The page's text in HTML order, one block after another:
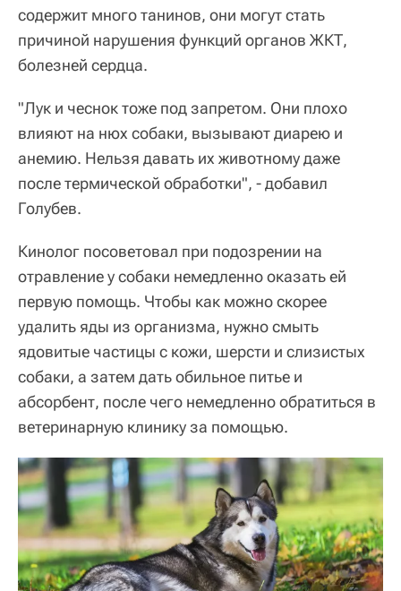
содержит много танинов, они могут стать
причиной нарушения функций органов ЖКТ,
болезней сердца.
"Лук и чеснок тоже под запретом. Они плохо
влияют на нюх собаки, вызывают диарею и
анемию. Нельзя давать их животному даже
после термической обработки", - добавил
Голубев.
Кинолог посоветовал при подозрении на
отравление у собаки немедленно оказать ей
первую помощь. Чтобы как можно скорее
удалить яды из организма, нужно смыть
ядовитые частицы с кожи, шерсти и слизистых
собаки, а затем дать обильное питье и
абсорбент, после чего немедленно обратиться в
ветеринарную клинику за помощью.